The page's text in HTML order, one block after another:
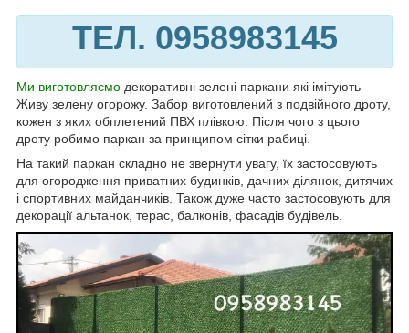
ТЕЛ. 0958983145
Ми виготовляємо декоративні зелені паркани які імітують
Живу зелену огорожу. Забор виготовлений з подвійного дроту,
кожен з яких обплетений ПВХ плівкою. Після чого з цього
дроту робимо паркан за принципом сітки рабиці.
На такий паркан складно не звернути увагу, їх застосовують
для огородження приватних будинків, дачних ділянок, дитячих
і спортивних майданчиків. Також дуже часто застосовують для
декорації альтанок, терас, балконів, фасадів будівель.